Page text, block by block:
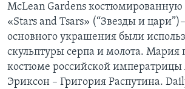
McLean Gardens костюмированную
«Stars and Tsars» (“Звезды и
основного украшения были
скульптуры серпа и молота. Мария
костюме российской
Эриксон – Григория Распутина.